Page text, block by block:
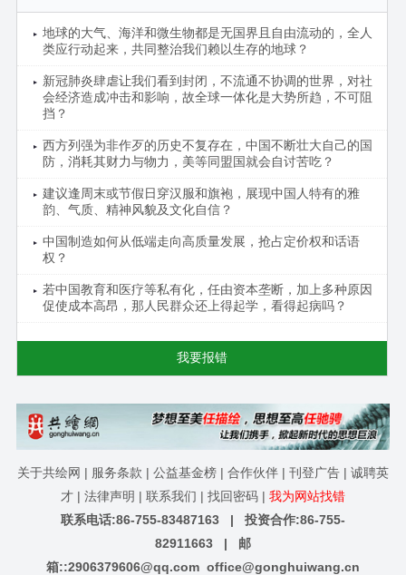
地球的大气、海洋和微生物都是无国界且自由流动的，全人
类应行动起来，共同整治我们赖以生存的地球？
新冠肺炎肆虐让我们看到封闭，不流通不协调的世界，对社
会经济造成冲击和影响，故全球一体化是大势所趋，不可阻
挡？
西方列强为非作歹的历史不复存在，中国不断壮大自己的国
防，消耗其财力与物力，美等同盟国就会自讨苦吃？
建议逢周末或节假日穿汉服和旗袍，展现中国人特有的雅
韵、气质、精神风貌及文化自信？
中国制造如何从低端走向高质量发展，抢占定价权和话语
权？
若中国教育和医疗等私有化，任由资本垄断，加上多种原因
促使成本高昂，那人民群众还上得起学，看得起病吗？
我要报错
关于共绘网 | 服务条款 | 公益基金榜 | 合作伙伴 | 刊登广告 | 诚聘英
才 | 法律声明 | 联系我们 | 找回密码 | 我为网站找错
联系电话:86-755-83487163 | 投资合作:86-755-
82911663 | 邮
箱::2906379606@qq.com office@gonghuiwang.cn